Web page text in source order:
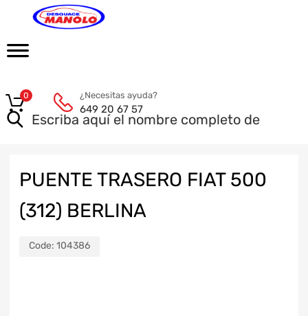
¿Necesitas ayuda?
649 20 67 57
0
PUENTE TRASERO FIAT 500
(312) BERLINA
Code: 104386